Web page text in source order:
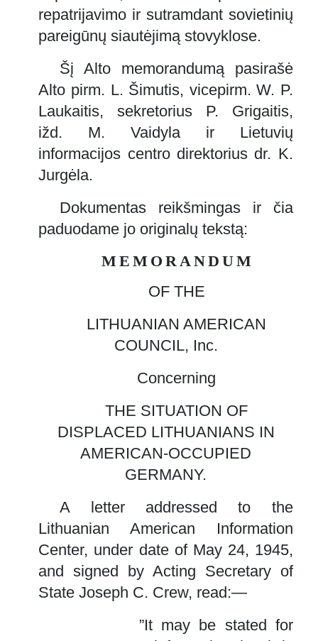
repatrijavimo ir sutramdant sovietinių
pareigūnų siautėjimą stovyklose.
Šį Alto memorandumą pasirašė
Alto pirm. L. Šimutis, vicepirm. W. P.
Laukaitis, sekretorius P. Grigaitis,
ižd. M. Vaidyla ir Lietuvių
informacijos centro direktorius dr. K.
Jurgėla.
Dokumentas reikšmingas ir čia
paduodame jo originalų tekstą:
MEMORANDUM
OF THE
LITHUANIAN AMERICAN
COUNCIL, Inc.
Concerning
THE SITUATION OF
DISPLACED LITHUANIANS IN
AMERICAN-OCCUPIED
GERMANY.
A letter addressed to the
Lithuanian American Information
Center, under date of May 24, 1945,
and signed by Acting Secretary of
State Joseph C. Crew, read:—
”It may be stated for